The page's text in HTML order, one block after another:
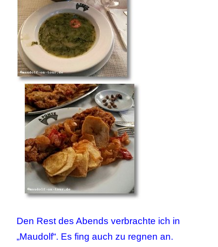
Den Rest des Abends verbrachte ich in
„Maudolf“. Es fing auch zu regnen an.